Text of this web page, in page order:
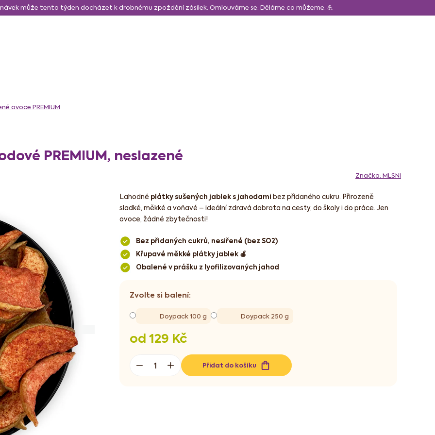
může tento týden docházet k drobnému zpoždění zásilek. Omlouváme se. Děláme co můžeme. 💪
ovoce PREMIUM
PREMIUM, neslazené
Značka: MLSNI
od 129 Kč
Doypack 100 g Doypack 250 g
Přidat do košíku
Lahodné plátky sušených jablek s jahodami bez přidaného cukru. Přirozeně
sladké, měkké a voňavé – ideální zdravá dobrota na cesty, do školy i do práce. Jen
ovoce, žádné zbytečnosti!
Bez přidaných cukrů, nesiřené (bez SO2)
Křupavé měkké plátky jablek 🍎
Obalené v prášku z lyofilizovaných jahod